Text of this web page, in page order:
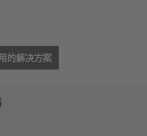
的解决方案